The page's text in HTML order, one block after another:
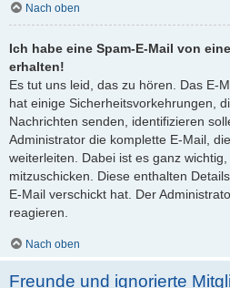
Nach oben
Ich habe eine Spam-E-Mail von
erhalten!
Es tut uns leid, das zu hören. Das E-
hat einige Sicherheitsvorkehrungen,
Nachrichten senden, identifizieren
Administrator die komplette E-Mail,
weiterleiten. Dabei ist es ganz
mitzuschicken. Diese enthalten
E-Mail verschickt hat. Der
reagieren.
Nach oben
Freunde und ignorierte